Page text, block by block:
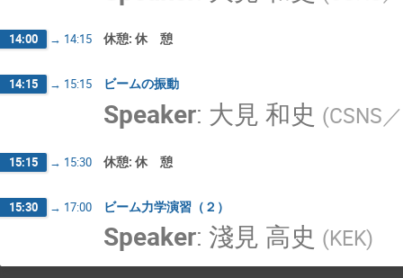
14:00 → 14:15 休憩: 休 憩
14:15 → 15:15 ビームの振動
Speaker: 大見 和史 (CSNS
15:15 → 15:30 休憩: 休 憩
15:30 → 17:00 ビーム力学演習（２）
Speaker: 淺見 高史 (KEK)